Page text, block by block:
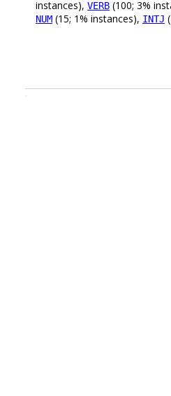
instances), VERB (100; 3%
NUM (15; 1% instances), INTJ
.